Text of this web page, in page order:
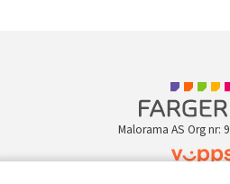
Malorama AS Org nr: